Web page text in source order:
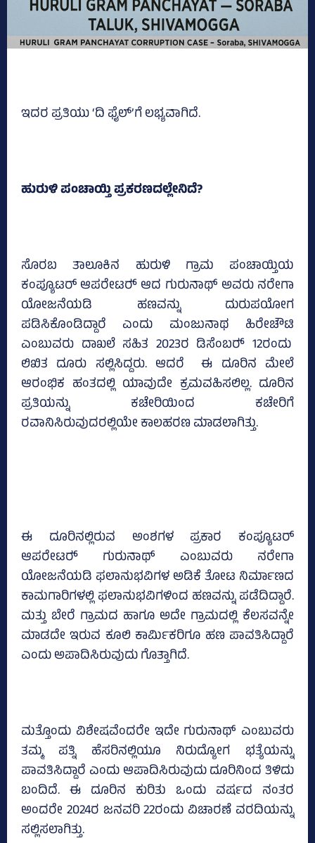
ಇದರ ಪ್ರತಿಯು ‘ದಿ ಫೈಲ್‌’ಗೆ ಲಭ್ಯವಾಗಿದೆ.
ಹುರುಳಿ ಪಂಚಾಯ್ತಿ ಪ್ರಕರಣದಲ್ಲೇನಿದೆ?
ಸೊರಬ ತಾಲೂಕಿನ ಹುರುಳಿ ಗ್ರಾಮ ಪಂಚಾಯ್ತಿಯ
ಕಂಪ್ಯೂಟರ್ ಆಪರೇಟರ್‍‌ ಆದ ಗುರುನಾಥ್‌ ಅವರು ನರೇಗಾ
ಯೋಜನೆಯಡಿ ಹಣವನ್ನು ದುರುಪಯೋಗ
ಪಡಿಸಿಕೊಂಡಿದ್ದಾರೆ ಎಂದು ಮಂಜುನಾಥ ಹಿರೇಚೌಟಿ
ಎಂಬುವರು ದಾಖಲೆ ಸಹಿತ 2023ರ ಡಿಸೆಂಬರ್‍‌ 12ರಂದು
ಲಿಖಿತ ದೂರು ಸಲ್ಲಿಸಿದ್ದರು. ಆದರೆ ಈ ದೂರಿನ ಮೇಲೆ
ಆರಂಭಿಕ ಹಂತದಲ್ಲಿ ಯಾವುದೇ ಕ್ರಮವಹಿಸಲಿಲ್ಲ. ದೂರಿನ
ಪ್ರತಿಯನ್ನು ಕಚೇರಿಯಿಂದ ಕಚೇರಿಗೆ
ರವಾನಿಸಿರುವುದರಲ್ಲಿಯೇ ಕಾಲಹರಣ ಮಾಡಲಾಗಿತ್ತು.
ಈ ದೂರಿನಲ್ಲಿರುವ ಅಂಶಗಳ ಪ್ರಕಾರ ಕಂಪ್ಯೂಟರ್
ಆಪರೇಟರ್‍‌ ಗುರುನಾಥ್‌ ಎಂಬುವರು ನರೇಗಾ
ಯೋಜನೆಯಡಿ ಫಲಾನುಭವಿಗಳ ಅಡಿಕೆ ತೋಟ ನಿರ್ಮಾಣದ
ಕಾಮಗಾರಿಗಳಲ್ಲಿ ಫಲಾನುಭವಿಗಳಿಂದ ಹಣವನ್ನು ಪಡೆದಿದ್ದಾರೆ.
ಮತ್ತು ಬೇರೆ ಗ್ರಾಮದ ಹಾಗೂ ಅದೇ ಗ್ರಾಮದಲ್ಲಿ ಕೆಲಸವನ್ನೇ
ಮಾಡದೇ ಇರುವ ಕೂಲಿ ಕಾರ್ಮಿಕರಿಗೂ ಹಣ ಪಾವತಿಸಿದ್ದಾರೆ
ಎಂದು ಅಪಾದಿಸಿರುವುದು ಗೊತ್ತಾಗಿದೆ.
ಮತ್ತೊಂದು ವಿಶೇಷವೆಂದರೇ ಇದೇ ಗುರುನಾಥ್‌ ಎಂಬುವರು
ತಮ್ಮ ಪತ್ನಿ ಹೆಸರಿನಲ್ಲಿಯೂ ನಿರುದ್ಯೋಗ ಭತ್ಯೆಯನ್ನು
ಪಾವತಿಸಿದ್ದಾರೆ ಎಂದು ಆಪಾದಿಸಿರುವುದು ದೂರಿನಿಂದ ತಿಳಿದು
ಬಂದಿದೆ. ಈ ದೂರಿನ ಕುರಿತು ಒಂದು ವರ್ಷದ ನಂತರ
ಅಂದರೇ 2024ರ ಜನವರಿ 22ರಂದು ವಿಚಾರಣೆ ವರದಿಯನ್ನು
ಸಲ್ಲಿಸಲಾಗಿತ್ತು.